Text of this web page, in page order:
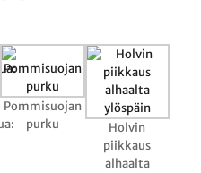
Pommisuojan
purku
Holvin
piikkaus
alhaalta